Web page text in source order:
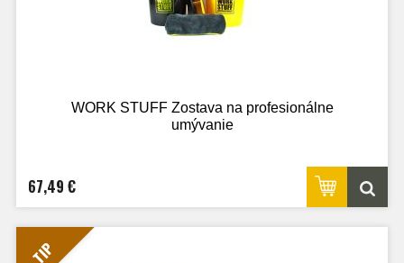
WORK STUFF Zostava na profesionálne
umývanie
67,49 €
TIP